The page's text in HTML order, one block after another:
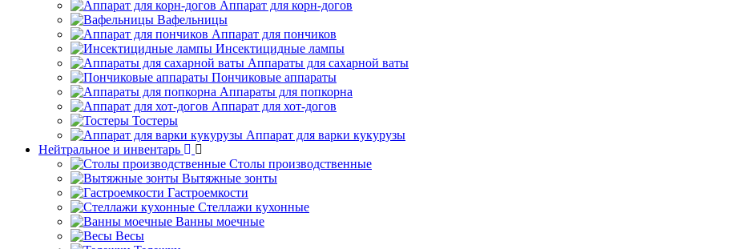
Аппарат для корн-догов
Вафельницы
Аппарат для пончиков
Инсектицидные лампы
Аппараты для сахарной ваты
Пончиковые аппараты
Аппараты для попкорна
Аппарат для хот-догов
Тостеры
Аппарат для варки кукурузы
Нейтральное и инвентарь
Столы производственные
Вытяжные зонты
Гастроемкости
Стеллажи кухонные
Ванны моечные
Весы